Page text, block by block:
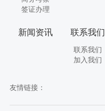
签证办理
新闻资讯 联系我们
联系我们
加入我们
友情链接：